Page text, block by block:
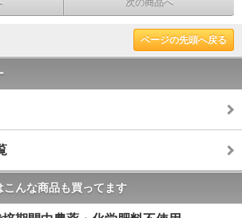
次の商品へ
ページの先頭へ戻る
こんな商品も買ってます